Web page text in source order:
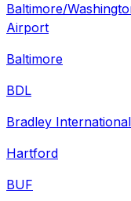
Baltimore/
Airport
Baltimore
BDL
Bradley
Hartford
BUF